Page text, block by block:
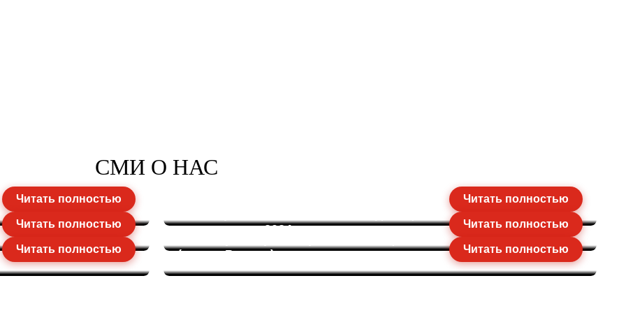
СМИ О НАС
Читать полностью Читать полностью
Читать полностью
транспорта в 2024 г.
Читать полностью
Читать полностью
(рынок России)
Читать полностью